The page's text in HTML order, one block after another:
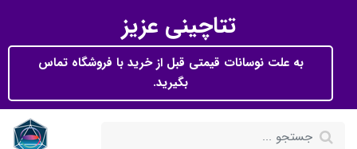
تتاچینی عزیز
به علت نوسانات قیمتی قبل از خرید با فروشگاه تماس
بگیرید.